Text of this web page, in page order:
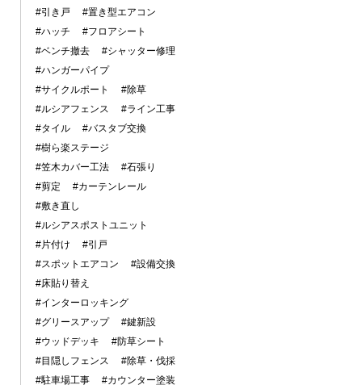
#引き戸
#置き型エアコン
#ハッチ
#フロアシート
#ベンチ撤去
#シャッター修理
#ハンガーパイプ
#サイクルポート
#除草
#ルシアフェンス
#ライン工事
#タイル
#バスタブ交換
#樹ら楽ステージ
#笠木カバー工法
#石張り
#剪定
#カーテンレール
#敷き直し
#ルシアスポストユニット
#片付け
#引戸
#スポットエアコン
#設備交換
#床貼り替え
#インターロッキング
#グリースアップ
#鍵新設
#ウッドデッキ
#防草シート
#目隠しフェンス
#除草・伐採
#駐車場工事
#カウンター塗装